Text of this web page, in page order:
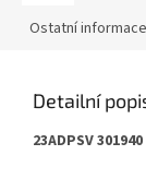
Ostatní informace
Detailní
23ADPSV 301940